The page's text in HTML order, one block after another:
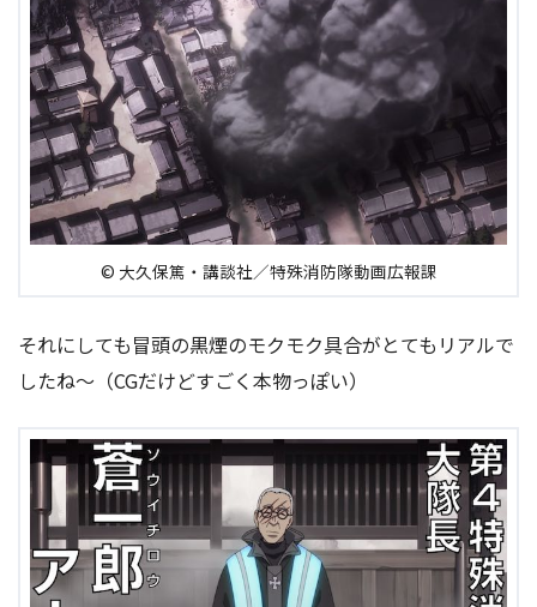
© 大久保篤・講談社／特殊消防隊動画広報課
それにしても冒頭の黒煙のモクモク具合がとてもリアルで
したね〜（CGだけどすごく本物っぽい）